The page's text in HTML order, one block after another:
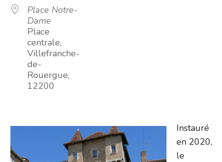
Place Notre-
Dame
Place
centrale,
Villefranche-
de-
Rouergue,
12200
Instauré
en 2020,
le